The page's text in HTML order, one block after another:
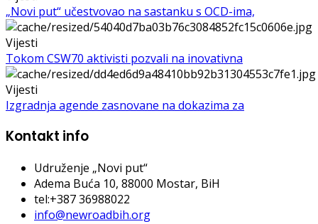
„Novi put“ učestvovao na sastanku s OCD-ima,
Vijesti
Tokom CSW70 aktivisti pozvali na inovativna
Vijesti
Izgradnja agende zasnovane na dokazima za
Kontakt info
Udruženje „Novi put“
Adema Buća 10, 88000 Mostar, BiH
tel:+387 36988022
info@newroadbih.org